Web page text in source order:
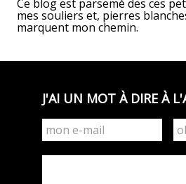
Ce blog est parsemé des ces
mes souliers et, pierres
marquent mon chemin.
J'AI UN MOT À DIRE À